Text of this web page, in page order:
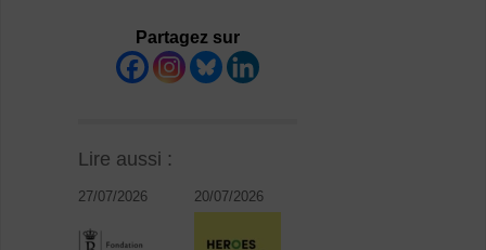
Partagez sur
Lire aussi :
27/07/2026 20/07/2026